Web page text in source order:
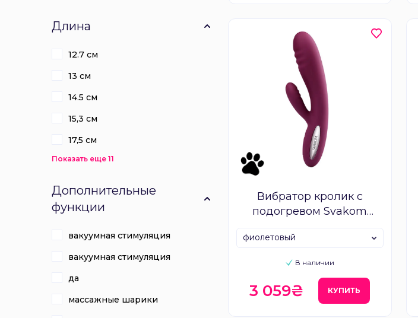
Длина
12.7 см
13 см
14.5 см
15,3 см
17,5 см
Показать еще 11
Дополнительные
функции
вакуумная стимуляция
вакуумная стимуляция
да
массажные шарики
Вибратор кролик с
подогревом Svakom
В наличии
фиолетовый
3 059₴ КУПИТЬ